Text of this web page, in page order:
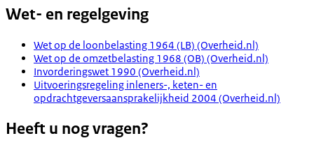
Wet- en regelgeving
Wet op de loonbelasting 1964 (LB) (Overheid.nl)
Wet op de omzetbelasting 1968 (OB) (Overheid.nl)
Invorderingswet 1990 (Overheid.nl)
Uitvoeringsregeling inleners-, keten- en
opdrachtgeversaansprakelijkheid 2004 (Overheid.nl)
Heeft u nog vragen?